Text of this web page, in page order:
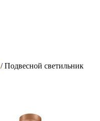
/ Подвесной светильник